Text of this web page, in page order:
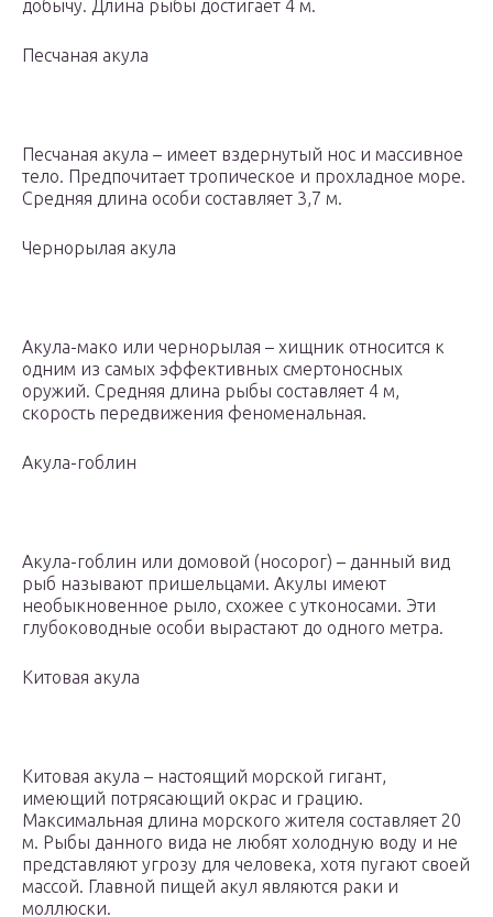
добычу. Длина рыбы достигает 4 м.
Песчаная акула
Песчаная акула – имеет вздернутый нос и массивное
тело. Предпочитает тропическое и прохладное море.
Средняя длина особи составляет 3,7 м.
Чернорылая акула
Акула-мако или чернорылая – хищник относится к
одним из самых эффективных смертоносных
оружий. Средняя длина рыбы составляет 4 м,
скорость передвижения феноменальная.
Акула-гоблин
Акула-гоблин или домовой (носорог) – данный вид
рыб называют пришельцами. Акулы имеют
необыкновенное рыло, схожее с утконосами. Эти
глубоководные особи вырастают до одного метра.
Китовая акула
Китовая акула – настоящий морской гигант,
имеющий потрясающий окрас и грацию.
Максимальная длина морского жителя составляет 20
м. Рыбы данного вида не любят холодную воду и не
представляют угрозу для человека, хотя пугают своей
массой. Главной пищей акул являются раки и
моллюски.